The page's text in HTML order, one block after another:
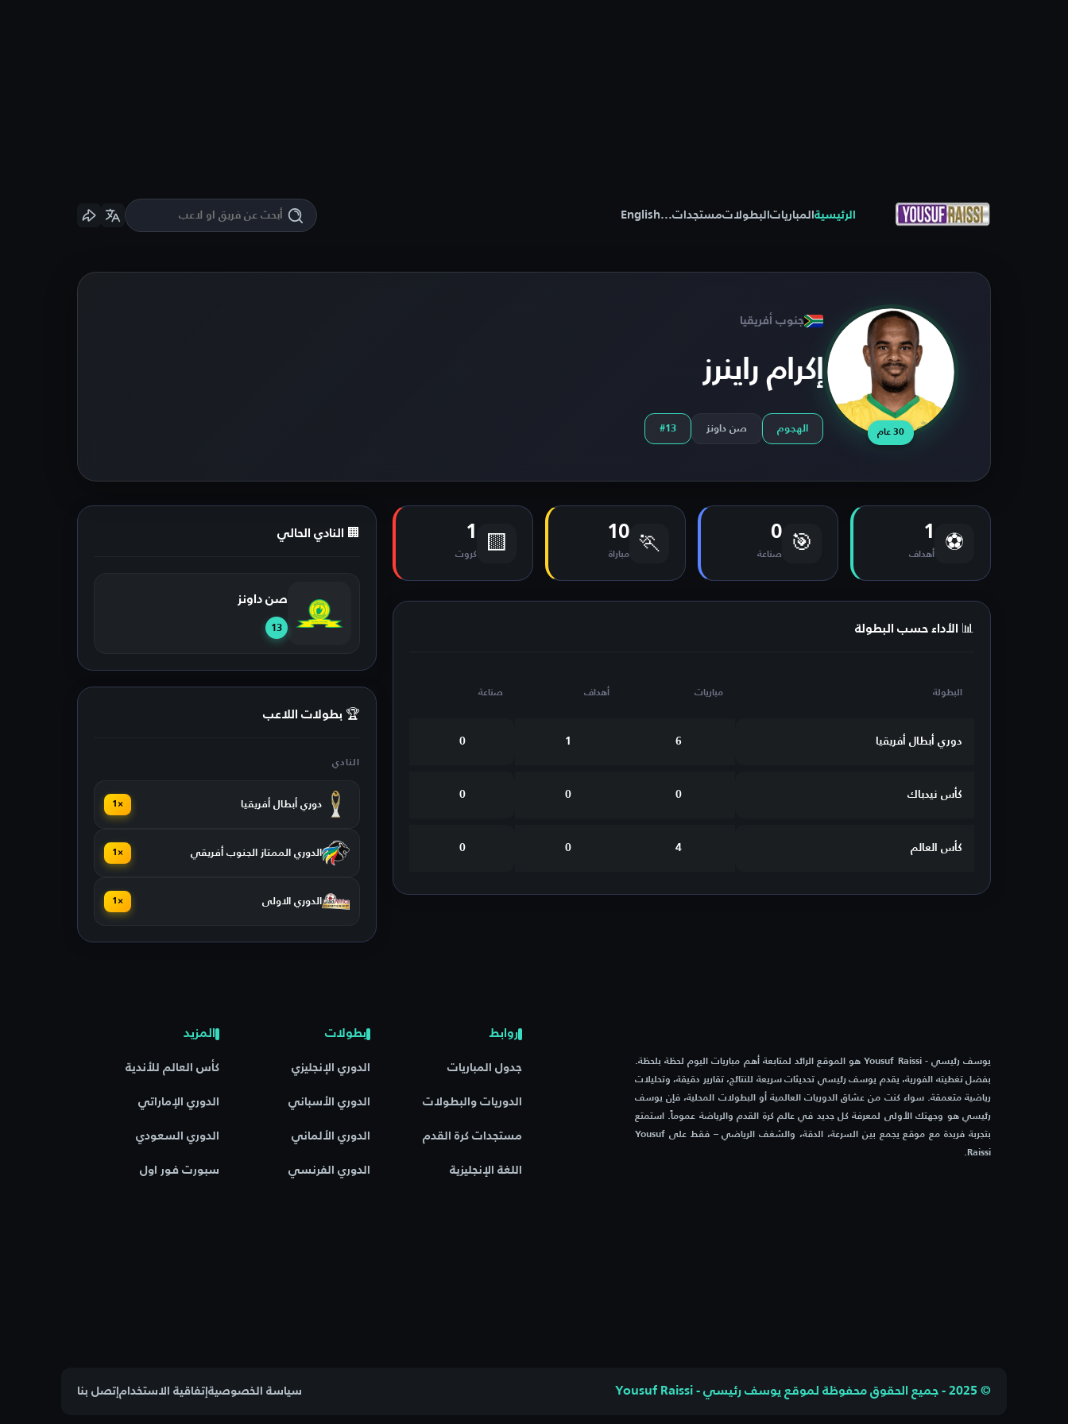
الرئيسيةالمبارياتالبطولاتمستجدات...
English
30 عام
جنوب أفريقيا
إكرام راينرز
الهجوم صن داونز #13
⚽
1
أهداف
🎯
0
صناعة
🏃
10
مباراة
🟨
1
كروت
📊 الأداء حسب البطولة
البطولة مباريات أهداف صناعة
دوري أبطال أفريقيا 6
1
0
كأس نيدباك 0
0
0
كأس العالم 4
0
0
🏢 النادي الحالي
صن داونز
13
🏆 بطولات اللاعب
النادي
دوري أبطال أفريقيا ×1
الدوري الممتاز الجنوب أفريقي ×1
الدوري الاولى ×1
يوسف رئيسي - Yousuf Raissi هو الموقع الرائد لمتابعة أهم مباريات اليوم لحظة بلحظة.
بفضل تغطيته الفورية، يقدم يوسف رئيسي تحديثات سريعة للنتائج، تقارير دقيقة، وتحليلات
رياضية متعمقة. سواء كنت من عشاق الدوريات العالمية أو البطولات المحلية، فإن يوسف
رئيسي هو وجهتك الأولى لمعرفة كل جديد في عالم كرة القدم والرياضة عموماً. استمتع
بتجربة فريدة مع موقع يجمع بين السرعة، الدقة، والشغف الرياضي – فقط على Yousuf
Raissi.
روابط
جدول المباريات
الدوريات والبطولات
مستجدات كرة القدم
اللغة الإنجليزية
بطولات
الدوري الإنجليزي
الدوري الأسباني
الدوري الألماني
الدوري الفرنسي
المزيد
كأس العالم للأندية
الدوري الإماراتي
الدوري السعودي
سبورت فور اول
© 2025 - جميع الحقوق محفوظة لموقع يوسف رئيسي - Yousuf Raissi سياسة الخصوصيةإتفاقية الاستخدامإتصل بنا